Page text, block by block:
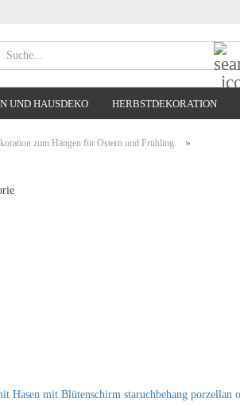
UND HAUSDEKO HERBSTDEKORATION
zum Hängen für Ostern und Frühling »